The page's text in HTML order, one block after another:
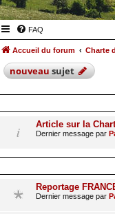
FAQ
Accueil du forum Charte
nouveausujet
Article sur la
Dernier message par
Reportage
Dernier message par